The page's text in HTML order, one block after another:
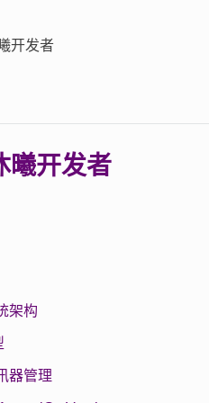
开发者
开发者
架构
器管理